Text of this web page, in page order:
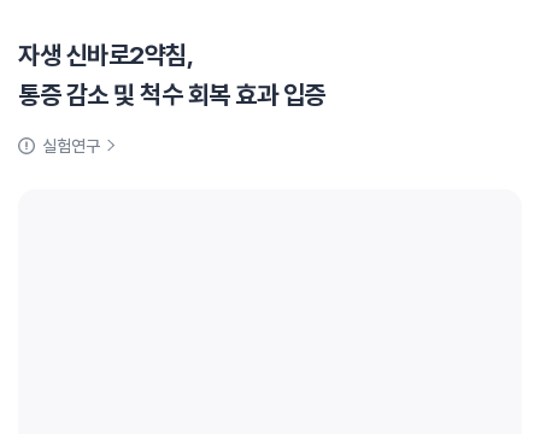
자생 신바로2약침,
통증 감소 및 척수 회복 효과 입증
실험연구